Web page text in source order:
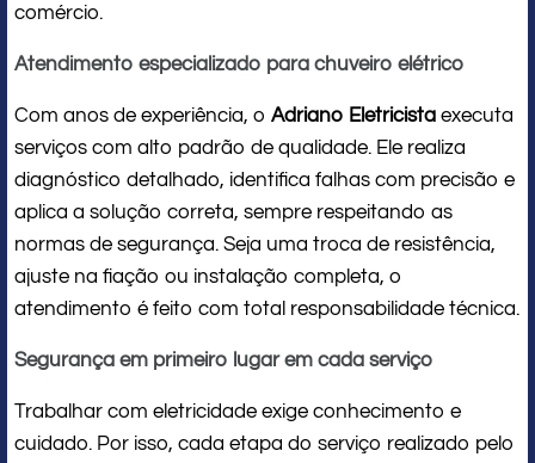
comércio.
Atendimento especializado para chuveiro elétrico
Com anos de experiência, o Adriano Eletricista executa
serviços com alto padrão de qualidade. Ele realiza
diagnóstico detalhado, identifica falhas com precisão e
aplica a solução correta, sempre respeitando as
normas de segurança. Seja uma troca de resistência,
ajuste na fiação ou instalação completa, o
atendimento é feito com total responsabilidade técnica.
Segurança em primeiro lugar em cada serviço
Trabalhar com eletricidade exige conhecimento e
cuidado. Por isso, cada etapa do serviço realizado pelo